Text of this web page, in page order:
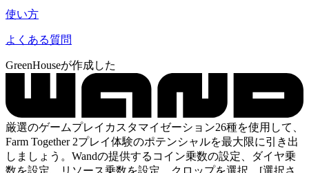
使い方
よくある質問
GreenHouseが作成した
厳選のゲームプレイカスタマイゼーション26種を使用して、
Farm Together 2プレイ体験のポテンシャルを最大限に引き出
しましょう。Wandの提供するコイン乗数の設定、ダイヤ乗
数を設定、リソース乗数を設定、クロップを選択、[選択さ